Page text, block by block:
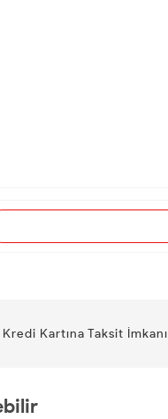
Kredi Kartına Taksit İmkanı